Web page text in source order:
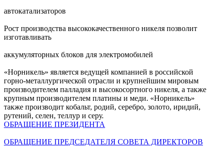
автокатализаторов
Рост производства высококачественного никеля позволит
изготавливать
аккумуляторных блоков для электромобилей
«Норникель» является ведущей компанией в российской
горно-металлургической отрасли и крупнейшим мировым
производителем палладия и высокосортного никеля, а также
крупным производителем платины и меди. «Норникель»
также производит кобальт, родий, серебро, золото, иридий,
рутений, селен, теллур и серу.
ОБРАЩЕНИЕ ПРЕЗИДЕНТА
ОБРАЩЕНИЕ ПРЕДСЕДАТЕЛЯ СОВЕТА ДИРЕКТОРОВ